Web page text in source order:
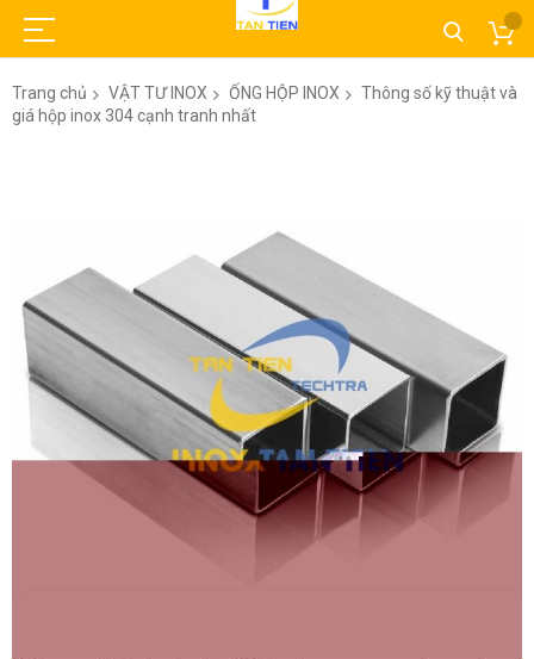
Trang chủ VẬT TƯ INOX ỐNG HỘP INOX
Thông số kỹ thuật và
giá hộp inox 304 cạnh tranh nhất
hình
ảnh